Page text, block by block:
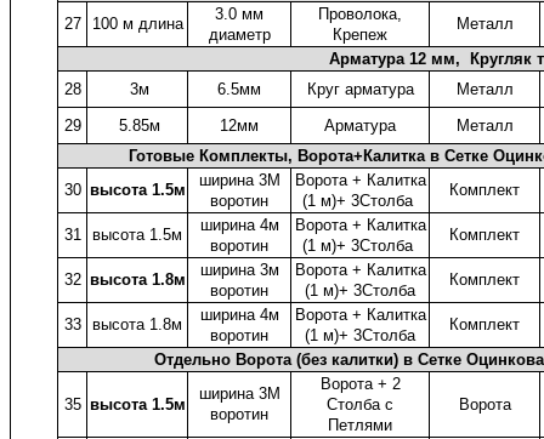
27
100 м длина
3.0 мм
диаметр
Проволока,
Крепеж
Металл
Арматура 12 мм, Кругляк
28
3м 6.5мм Круг арматура
Металл
29
5.85м 12мм Арматура
Металл
Готовые Комплекты, Ворота+Калитка в Сетке
30 высота 1.5м
ширина 3М
воротин
Ворота + Калитка
(1 м)+ 3Столба
Комплект
31 высота 1.5м
ширина 4м
воротин
Ворота + Калитка
(1 м)+ 3Столба
Комплект
32 высота 1.8м
ширина 3м
воротин
Ворота + Калитка
(1 м)+ 3Столба
Комплект
33 высота 1.8м
ширина 4м
воротин
Ворота + Калитка
(1 м)+ 3Столба
Комплект
Отдельно Ворота (без калитки) в Сетке
35 высота 1.5м
ширина 3М
воротин
Ворота + 2
Столба с
Петлями
Ворота